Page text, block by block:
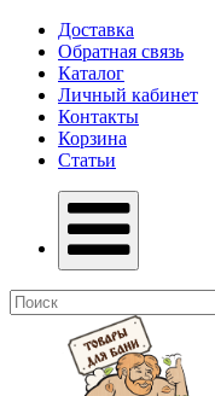
Доставка
Обратная связь
Каталог
Личный кабинет
Контакты
Корзина
Статьи